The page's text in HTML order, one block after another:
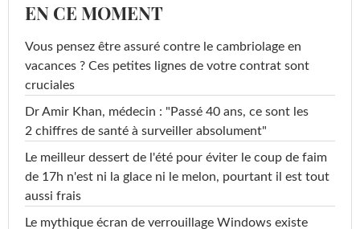
EN CE MOMENT
Vous pensez être assuré contre le cambriolage en
vacances ? Ces petites lignes de votre contrat sont
cruciales
Dr Amir Khan, médecin : "Passé 40 ans, ce sont les
2 chiffres de santé à surveiller absolument"
Le meilleur dessert de l'été pour éviter le coup de faim
de 17h n'est ni la glace ni le melon, pourtant il est tout
aussi frais
Le mythique écran de verrouillage Windows existe